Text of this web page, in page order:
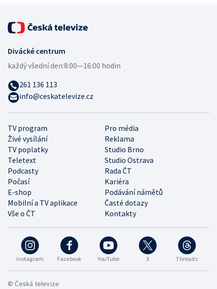
Instagram Facebook YouTube X Threads
TV program
Pro média
Živé vysílání
Reklama
TV poplatky
Studio Brno
Teletext
Studio Ostrava
Podcasty
Rada ČT
Počasí
Kariéra
E-shop
Podávání námětů
Mobilní a TV aplikace
Časté dotazy
Vše o ČT
Kontakty
Divácké centrum
každý všední den:8:00—16:00 hodin
261 136 113
info@ceskatelevize.cz
© Česká televize